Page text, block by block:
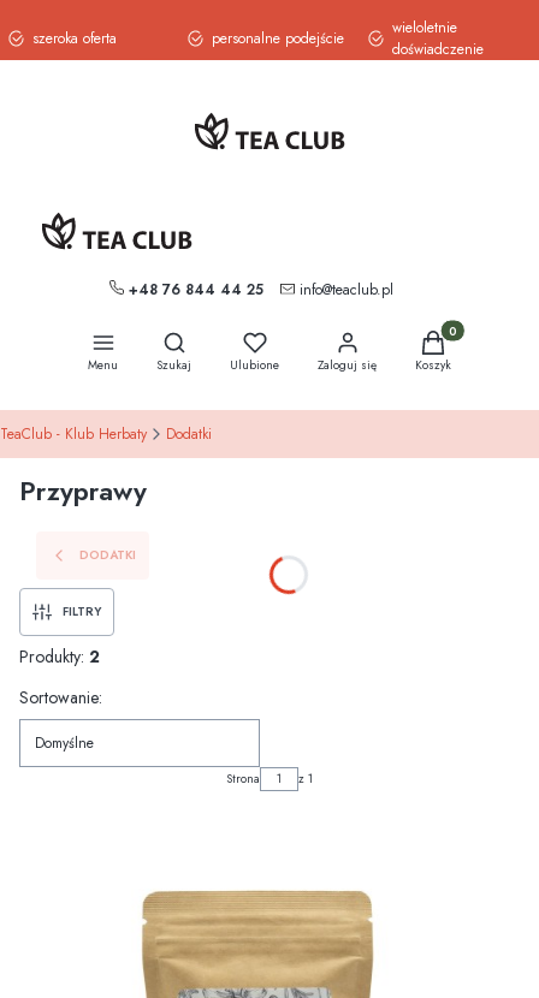
szeroka oferta personalne podejście
wieloletnie
doświadczenie
+48 76 844 44 25 info@teaclub.pl
Menu
Otwórz wyszukiwarkę
Szukaj Ulubione Zaloguj się
Produkty w
Koszyk
TeaClub - Klub Herbaty Dodatki
Przyprawy
DODATKI
FILTRY
Produkty: 2
Lista produktów
Sortowanie:
Domyślne
Strona z 1